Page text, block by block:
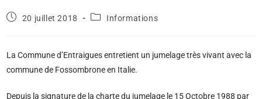
20 juillet 2018 Informations
La Commune d’Entraigues entretient un jumelage très vivant avec la
commune de Fossombrone en Italie.
Depuis la signature de la charte du jumelage le 15 Octobre 1988 par